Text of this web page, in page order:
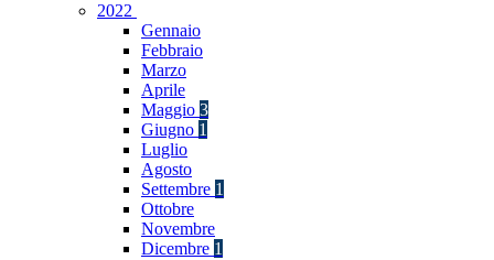
2022
Gennaio
Febbraio
Marzo
Aprile
Maggio 3
Giugno 1
Luglio
Agosto
Settembre 1
Ottobre
Novembre
Dicembre 1